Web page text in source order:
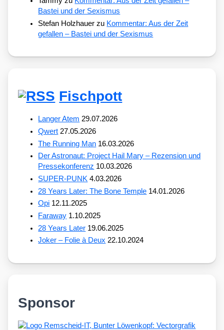
Bastei und der Sexismus
Stefan Holzhauer zu Kommentar: Aus der Zeit
gefallen – Bastei und der Sexismus
Fischpott
Langer Atem 29.07.2026
Qwert 27.05.2026
The Running Man 16.03.2026
Der Astronaut: Project Hail Mary – Rezension und
Pressekonferenz 10.03.2026
SUPER-PUNK 4.03.2026
28 Years Later: The Bone Temple 14.01.2026
Opi 12.11.2025
Faraway 1.10.2025
28 Years Later 19.06.2025
Joker – Folie à Deux 22.10.2024
Sponsor